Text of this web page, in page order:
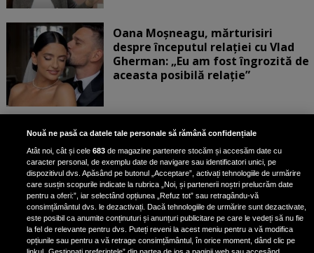
Oana Moșneagu, mărturisiri
despre începutul relației cu Vlad
Gherman: „Eu am fost îngrozită de
aceasta posibilă relație”
Unde locuiesc Alberto Guță și
iubita lui, după ce au plecat din
casa Narcisei Balaban: „Noi
suntem într-o casă cu două-trei
etaje”
Oana Roman, achiziție după
achiziție. Suma exorbitantă pe
Nouă ne pasă ca datele tale personale să rămână confidențiale
Atât noi, cât și cele683 de magazine partenere stocăm și accesăm date cu
caracter personal, de exemplu date de navigare sau identificatori unici, pe
dispozitivul dvs. Apăsând pe butonul „Acceptare”, activați tehnologiile de urmărire
care susțin scopurile indicate la rubrica „Noi, și partenerii noștri prelucrăm date
pentru a oferi:”, iar selectând opțiunea „Refuz tot” sau retragându-vă
consimțământul dvs. le dezactivați. Dacă tehnologiile de urmărire sunt dezactivate,
este posibil ca anumite conținuturi și anunțuri publicitare pe care le vedeți să nu fie
la fel de relevante pentru dvs. Puteți reveni la acest meniu pentru a vă modifica
opțiunile sau pentru a vă retrage consimțământul, în orice moment, dând clic pe